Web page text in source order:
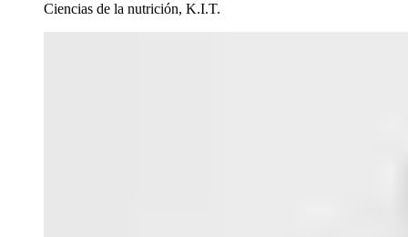
Ciencias de la nutrición, K.I.T.